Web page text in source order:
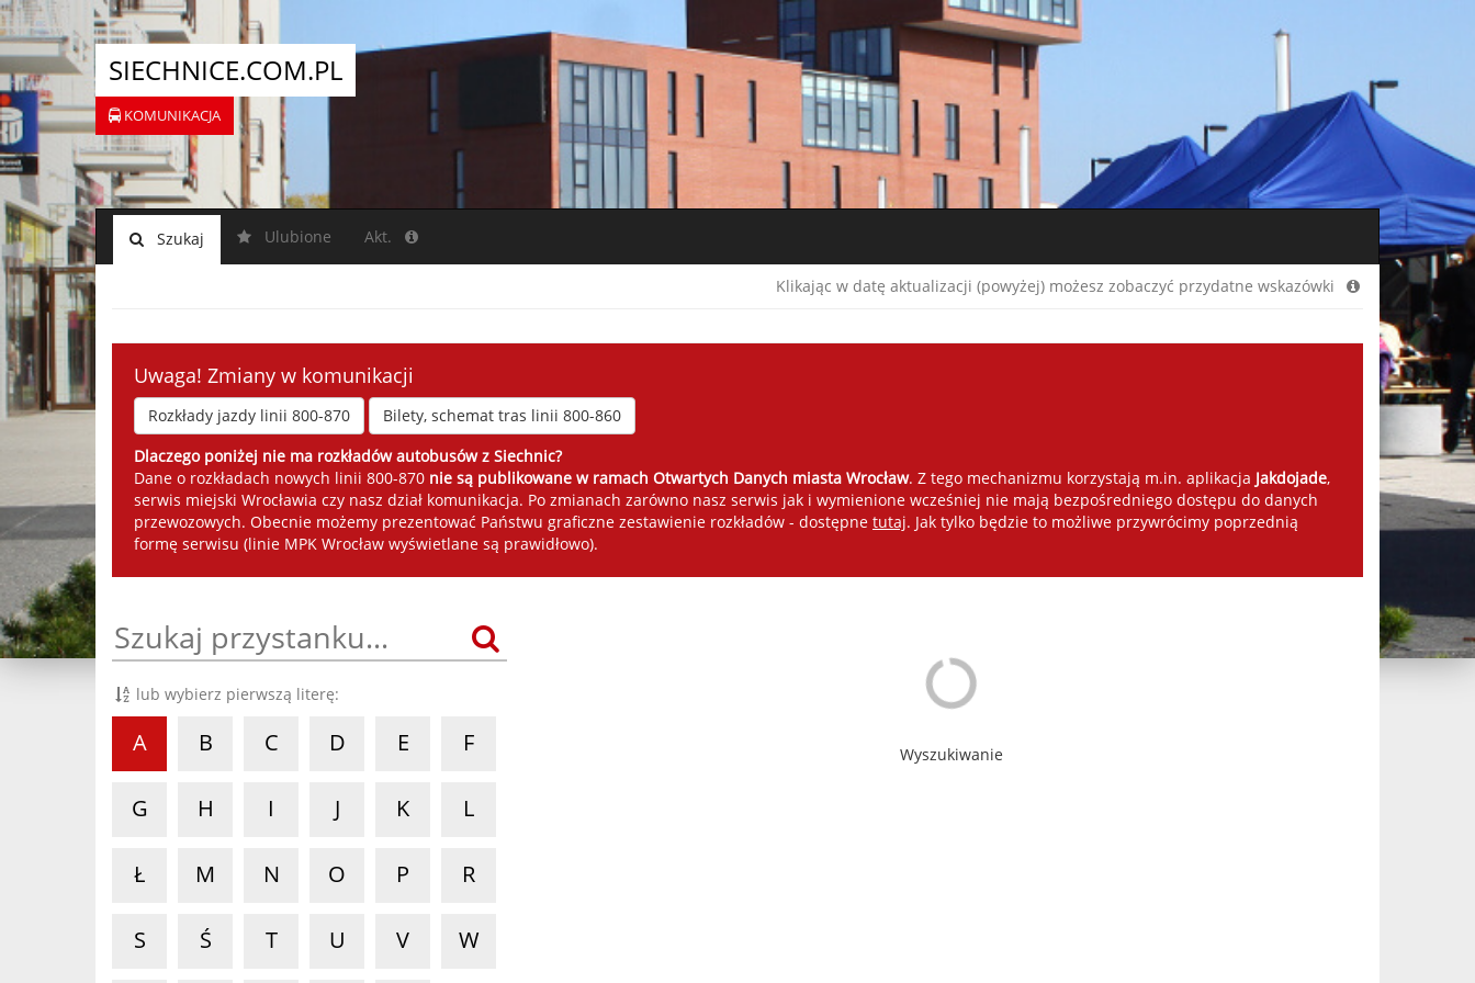
SIECHNICE.COM.PL
KOMUNIKACJA
Szukaj Ulubione Akt.
Klikając w datę aktualizacji (powyżej) możesz zobaczyć przydatne wskazówki
Uwaga! Zmiany w komunikacji
Rozkłady jazdy linii 800-870
Bilety, schemat tras linii 800-860
Dlaczego poniżej nie ma rozkładów autobusów z Siechnic?
Dane o rozkładach nowych linii 800-870 nie są publikowane w ramach Otwartych Danych miasta Wrocław. Z tego mechanizmu korzystają m.in. aplikacja Jakdojade,
serwis miejski Wrocławia czy nasz dział komunikacja. Po zmianach zarówno nasz serwis jak i wymienione wcześniej nie mają bezpośredniego dostępu do danych
przewozowych. Obecnie możemy prezentować Państwu graficzne zestawienie rozkładów - dostępne tutaj. Jak tylko będzie to możliwe przywrócimy poprzednią
formę serwisu (linie MPK Wrocław wyświetlane są prawidłowo).
lub wybierz pierwszą literę:
A B C D E F
G H I J K L
Ł M N O P R
S Ś T U V W
Wyszukiwanie